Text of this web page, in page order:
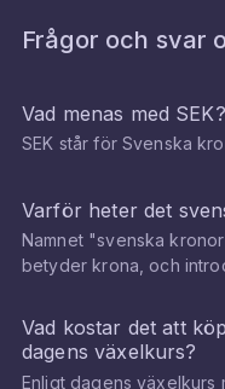
Frågor och svar
Vad menas med SEK?
SEK står för Svenska
Varför heter det
Namnet "svenska
betyder krona, och
Vad kostar det att
dagens växelkurs?
Enligt dagens växelkurs